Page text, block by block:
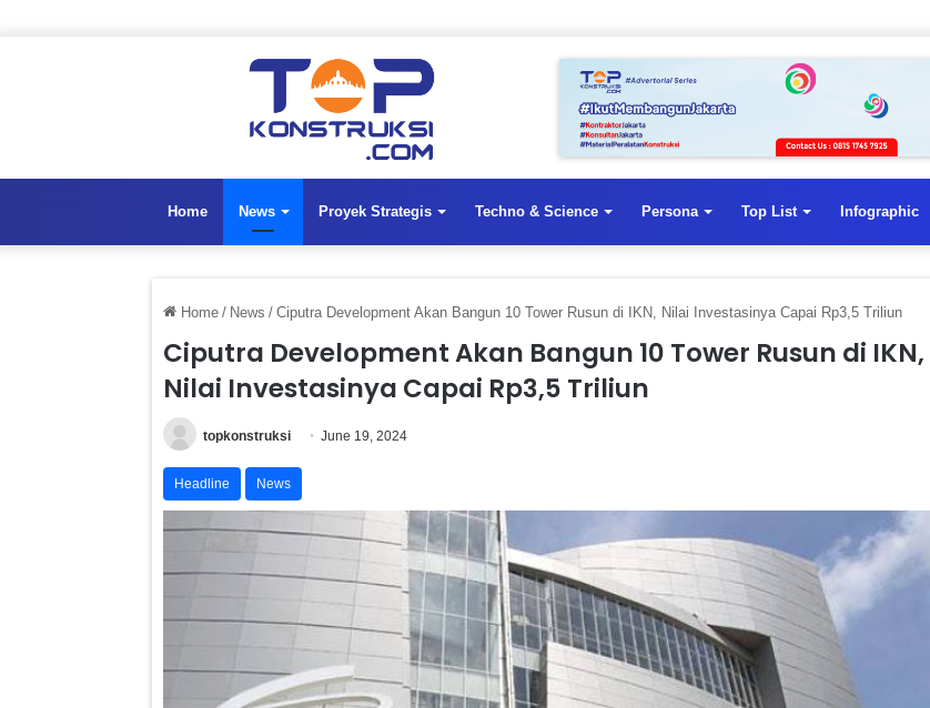
Home News Proyek Strategis Techno & Science Persona Top List Infographic
Home / News / Ciputra Development Akan Bangun 10 Tower Rusun di IKN, Nilai Investasinya Capai Rp3,5 Triliun
Ciputra Development Akan Bangun 10 Tower Rusun di IKN,
Nilai Investasinya Capai Rp3,5 Triliun
topkonstruksi June 19, 2024
Headline News